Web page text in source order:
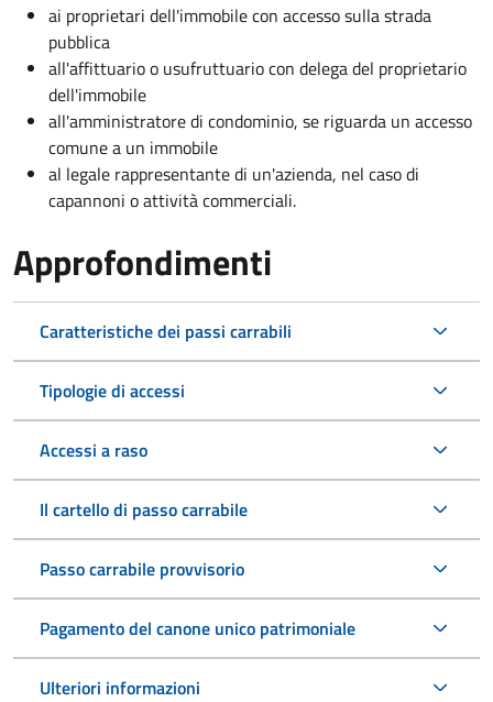
ai proprietari dell'immobile con accesso sulla strada
pubblica
all'affittuario o usufruttuario con delega del proprietario
dell'immobile
all'amministratore di condominio, se riguarda un accesso
comune a un immobile
al legale rappresentante di un'azienda, nel caso di
capannoni o attività commerciali.
Approfondimenti
Caratteristiche dei passi carrabili
Tipologie di accessi
Accessi a raso
Il cartello di passo carrabile
Passo carrabile provvisorio
Pagamento del canone unico patrimoniale
Ulteriori informazioni